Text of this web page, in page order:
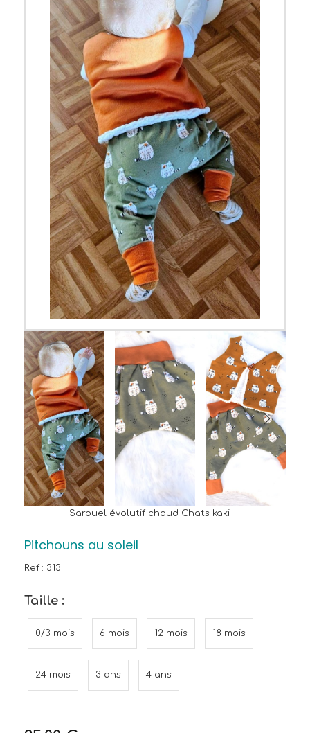
Sarouel évolutif chaud Chats kaki
Pitchouns au soleil
Ref : 313
Taille :
0/3 mois 6 mois 12 mois 18 mois
24 mois 3 ans 4 ans